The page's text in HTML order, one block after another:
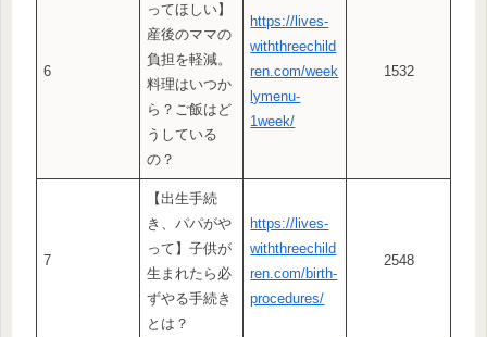
6
ってほしい】
産後のママの
負担を軽減。
料理はいつか
ら？ご飯はど
うしている
の？
https://lives-
withthreechild
ren.com/week
lymenu-
1week/
1532
7
【出生手続
き、パパがや
って】子供が
生まれたら必
ずやる手続き
とは？
https://lives-
withthreechild
ren.com/birth-
procedures/
2548